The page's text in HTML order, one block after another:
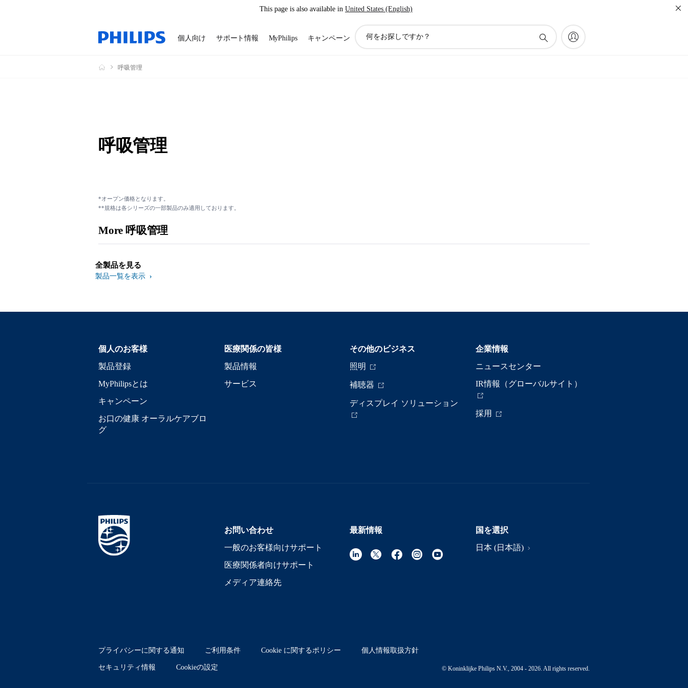
This page is also available in United States (English)
個人向け サポート情報 MyPhilips キャンペーン
呼吸管理
呼吸管理
*オープン価格となります。
**規格は各シリーズの一部製品のみ適用しております。
More 呼吸管理
全製品を見る
製品一覧を表示
個人のお客様
製品登録
MyPhilipsとは
キャンペーン
お口の健康 オーラルケアブロ
グ
医療関係の皆様
製品情報
サービス
その他のビジネス
照明
補聴器
ディスプレイ ソリューション
企業情報
ニュースセンター
IR情報（グローバルサイト）
採用
お問い合わせ
一般のお客様向けサポート
医療関係者向けサポート
メディア連絡先
最新情報
国を選択
日本 (日本語)
プライバシーに関する通知 ご利用条件 Cookie に関するポリシー 個人情報取扱方針
セキュリティ情報 Cookieの設定 © Koninklijke Philips N.V., 2004 - 2026. All rights reserved.